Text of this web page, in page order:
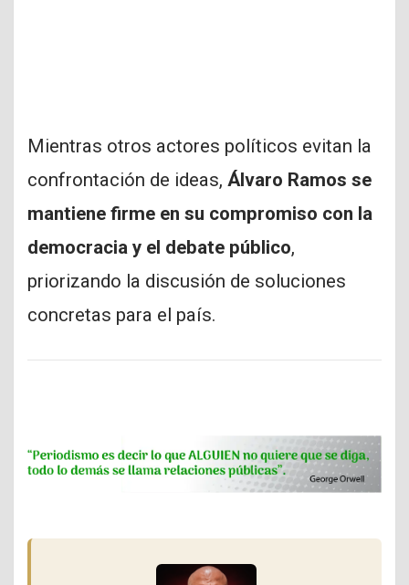
Mientras otros actores políticos evitan la
confrontación de ideas, Álvaro Ramos se
mantiene firme en su compromiso con la
democracia y el debate público,
priorizando la discusión de soluciones
concretas para el país.